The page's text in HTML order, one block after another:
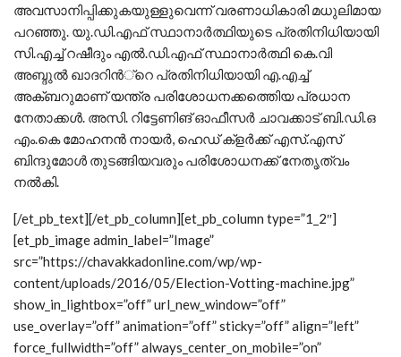
അവസാനിപ്പിക്കുകയുള്ളുവെന്ന് വരണാധികാരി മധുലിമായ
പറഞ്ഞു. യു.ഡി.എഫ് സ്ഥാനാര്‍ത്ഥിയുടെ പ്രതിനിധിയായി
സി.എച്ച് റഷീദും എല്‍.ഡി.എഫ് സ്ഥാനാര്‍ത്ഥി കെ.വി
അബ്ദുല്‍ ഖാദറിന്‍്റെ പ്രതിനിധിയായി എ.എച്ച്
അക്ബറുമാണ് യന്ത്ര പരിശോധനക്കത്തെിയ പ്രധാന
നേതാക്കള്‍. അസി. റിട്ടേണിങ് ഓഫീസര്‍ ചാവക്കാട് ബി.ഡി.ഒ
എം.കെ മോഹനന്‍ നായര്‍, ഹെഡ് ക്ളര്‍ക്ക് എസ്.എസ്
ബിന്ദുമോള്‍ തുടങ്ങിയവരും പരിശോധനക്ക് നേതൃത്വം
നല്‍കി.
[/et_pb_text][/et_pb_column][et_pb_column type=”1_2″]
[et_pb_image admin_label=”Image”
src=”https://chavakkadonline.com/wp/wp-
content/uploads/2016/05/Election-Votting-machine.jpg”
show_in_lightbox=”off” url_new_window=”off”
use_overlay=”off” animation=”off” sticky=”off” align=”left”
force_fullwidth=”off” always_center_on_mobile=”on”